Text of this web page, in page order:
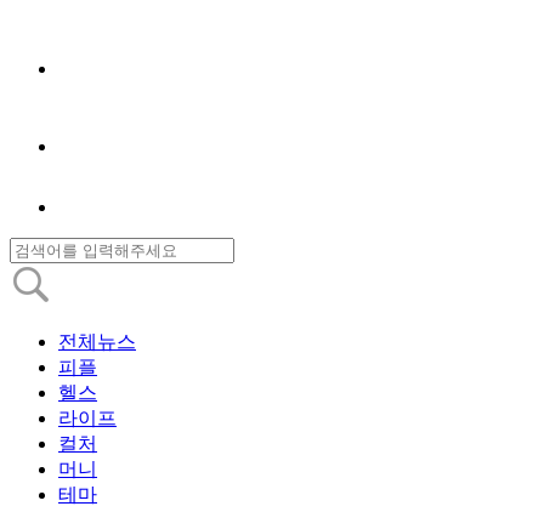
전체뉴스
피플
헬스
라이프
컬처
머니
테마